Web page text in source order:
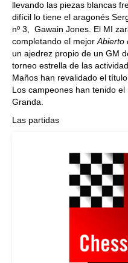
llevando las piezas blancas
difícil lo tiene el aragonés
nº 3, Gawain Jones. El MI
completando el mejor Abierto
un ajedrez propio de un GM
torneo estrella de las
Maños han revalidado el
Los campeones han tenido
Granda.
Las partidas